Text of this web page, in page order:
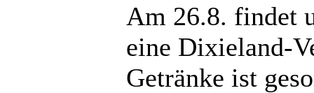
Am 26.8. findet
eine Dixieland-
Getränke ist